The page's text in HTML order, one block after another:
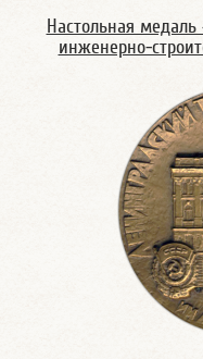
Настольная
инженерно-